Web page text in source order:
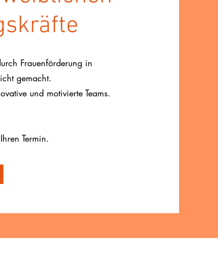
Frauenförderung in
gemacht.
und motivierte Teams.
Termin.